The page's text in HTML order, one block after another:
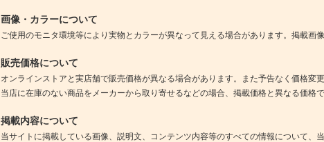
画像・カラーについて
ご使用のモニタ環境等により実物とカラーが異なって見える場合があります。掲載画
販売価格について
オンラインストアと実店舗で販売価格が異なる場合があります。また予告なく価格変
当店に在庫のない商品をメーカーから取り寄せるなどの場合、掲載価格と異なる価格
掲載内容について
当サイトに掲載している画像、説明文、コンテンツ内容等のすべての情報について、